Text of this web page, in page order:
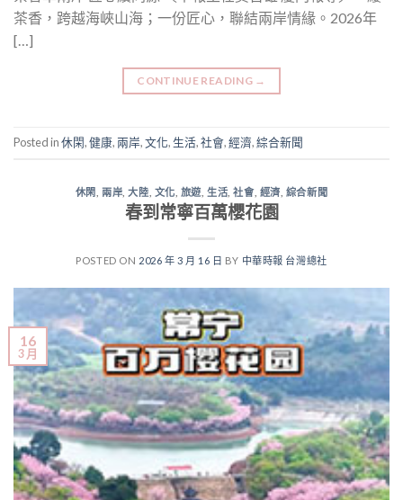
茶香，跨越海峽山海；一份匠心，聯結兩岸情緣。2026年
[…]
CONTINUE READING →
Posted in休閑,健康,兩岸,文化,生活,社會,經濟,綜合新聞
休閑 ,兩岸 ,大陸 文化 旅遊 ,生活 ,社會, 經濟 綜合新聞
春到常寧百萬櫻花園
POSTED ON 2026 年 3 月 16 日 BY 中華時報 台灣總社
16
3 月